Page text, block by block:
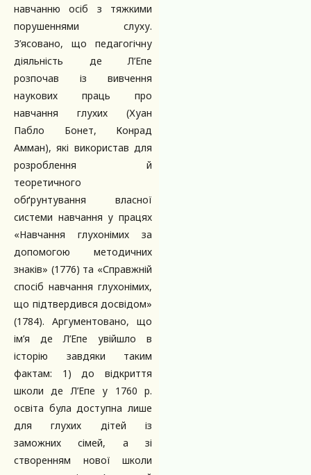
навчанню осіб з тяжкими
порушеннями слуху.
З’ясовано, що педагогічну
діяльність де Л’Епе
розпочав із вивчення
наукових праць про
навчання глухих (Хуан
Пабло Бонет, Конрад
Амман), які використав для
розроблення й
теоретичного
обґрунтування власної
системи навчання у працях
«Навчання глухонімих за
допомогою методичних
знаків» (1776) та «Справжній
спосіб навчання глухонімих,
що підтвердився досвідом»
(1784). Аргументовано, що
ім’я де Л’Епе увійшло в
історію завдяки таким
фактам: 1) до відкриття
школи де Л’Епе у 1760 р.
освіта була доступна лише
для глухих дітей із
заможних сімей, а зі
створенням нової школи